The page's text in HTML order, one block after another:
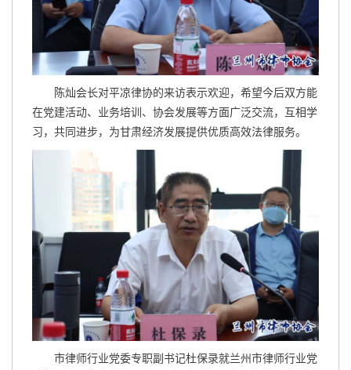
陈灿会长对平凉律协的来访表示欢迎，希望今后双方能
在党建活动、业务培训、协会发展等方面广泛交流，互相学
习，共同进步，为甘肃经济发展提供优质高效法律服务。
市律师行业党委专职副书记杜保录就兰州市律师行业党